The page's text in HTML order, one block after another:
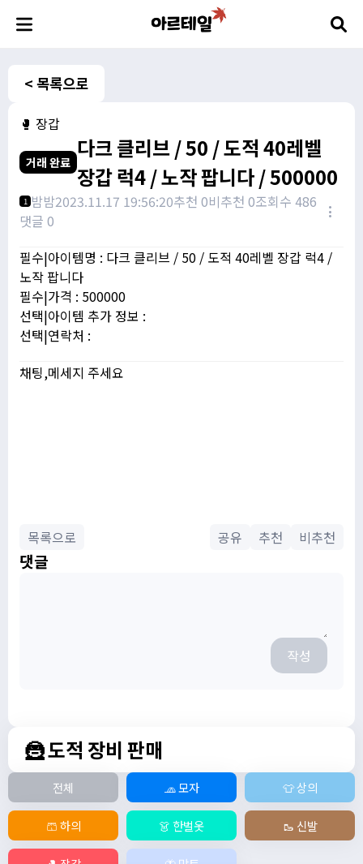
< 목록으로
🥊 장갑
거래 완료
다크 클리브 / 50 / 도적 40레벨
장갑 럭4 / 노작 팝니다 / 500000
1 밤밤2023.11.17 19:56:20추천 0비추천 0조회수 486
댓글 0
필수|아이템명 : 다크 클리브 / 50 / 도적 40레벨 장갑 럭4 /
노작 팝니다
필수|가격 : 500000
선택|아이템 추가 정보 :
선택|연락처 :
채팅,메세지 주세요
목록으로 공유 추천 비추천
댓글
작성
🦹 도적 장비 판매
전체 🧢 모자 👕 상의
🩳 하의 👗 한벌옷 🥾 신발